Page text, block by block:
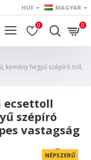
HUF MAGYAR
0 0
kemény hegyű szépíró toll,
ecsettoll
szépíró
vastagság
NÉPSZERŰ